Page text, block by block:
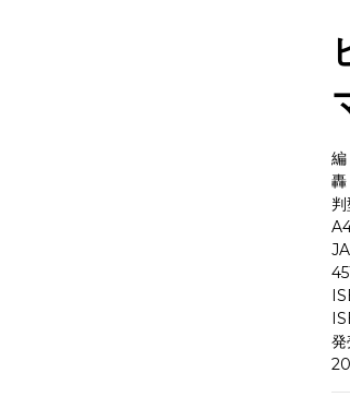
編
轟
発